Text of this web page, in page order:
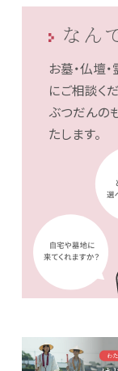
なん
お墓・仏壇
にご相談く
ぶつだんの
たします。